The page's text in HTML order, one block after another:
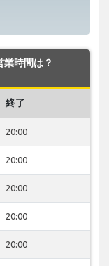
時間は？
終了
20:00
20:00
20:00
20:00
20:00